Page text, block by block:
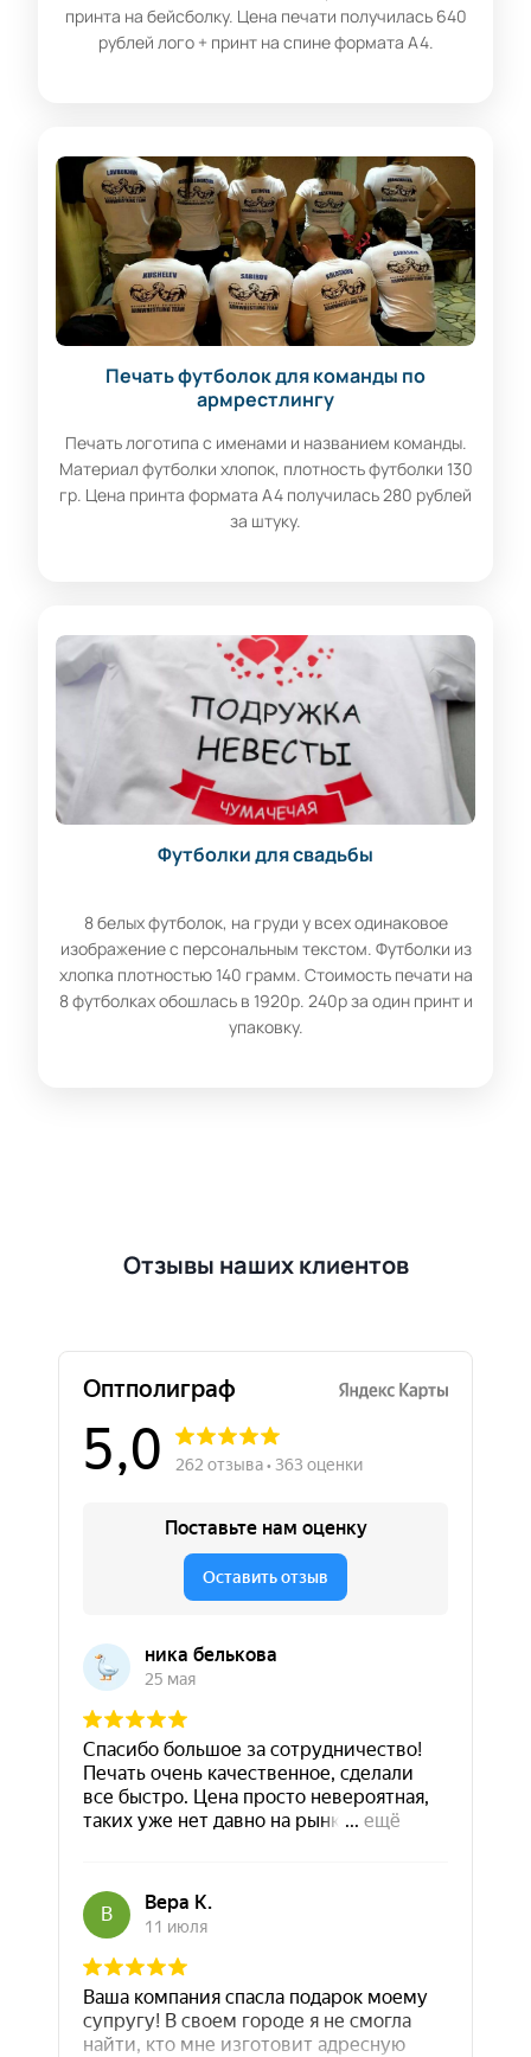
принта на бейсболку. Цена печати получилась 640
рублей лого + принт на спине формата А4.
Печать футболок для команды по
армрестлингу
Печать логотипа с именами и названием команды.
Материал футболки хлопок, плотность футболки 130
гр. Цена принта формата А4 получилась 280 рублей
за штуку.
Футболки для свадьбы
8 белых футболок, на груди у всех одинаковое
изображение с персональным текстом. Футболки из
хлопка плотностью 140 грамм. Стоимость печати на
8 футболках обошлась в 1920р. 240р за один принт и
упаковку.
Отзывы наших клиентов